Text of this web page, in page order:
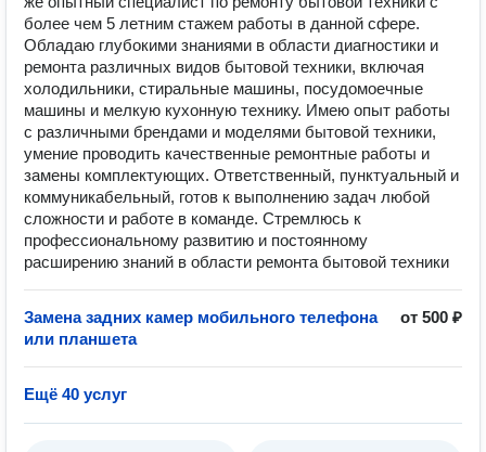
более чем 5 летним стажем работы в данной сфере.
Обладаю глубокими знаниями в области диагностики и
ремонта различных видов бытовой техники, включая
холодильники, стиральные машины, посудомоечные
машины и мелкую кухонную технику. Имею опыт работы
с различными брендами и моделями бытовой техники,
умение проводить качественные ремонтные работы и
замены комплектующих. Ответственный, пунктуальный и
коммуникабельный, готов к выполнению задач любой
сложности и работе в команде. Стремлюсь к
профессиональному развитию и постоянному
расширению знаний в области ремонта бытовой техники
Замена задних камер мобильного телефона
или планшета
от 500 ₽
Ещё 40 услуг